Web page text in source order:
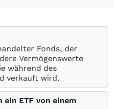
Fonds, der
Vermögenswerte
während des
verkauft wird.
ETF von einem